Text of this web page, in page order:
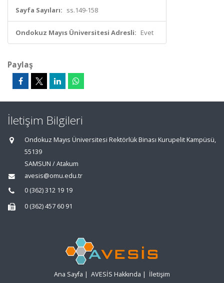
Sayfa Sayıları: ss.149-158
Ondokuz Mayıs Üniversitesi Adresli: Evet
Paylaş
İletişim Bilgileri
Ondokuz Mayıs Üniversitesi Rektörlük Binası Kurupelit Kampüsü,
55139
SAMSUN / Atakum
avesis@omu.edu.tr
0 (362) 312 19 19
0 (362) 457 60 91
Ana Sayfa | AVESİS Hakkında | İletişim